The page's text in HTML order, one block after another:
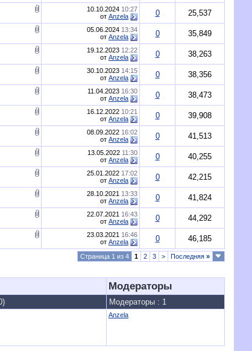
10.10.2024 10:27
от Anzela 0
25,537
05.06.2024 13:34
от Anzela 0
35,849
19.12.2023 12:22
от Anzela 0
38,263
30.10.2023 14:15
от Anzela 0
38,356
11.04.2023 16:30
от Anzela 0
38,473
16.12.2022 10:21
от Anzela 0
39,908
08.09.2022 16:02
от Anzela 0
41,513
13.05.2022 11:30
от Anzela 0
40,255
25.01.2022 17:02
от Anzela 0
42,215
28.10.2021 13:33
от Anzela 0
41,824
22.07.2021 16:43
от Anzela 0
44,292
23.03.2021 16:46
от Anzela 0 46,185
Страница 1 из 4 1 2 3 > Последняя »
Модераторы
Модераторы : 1
Anzela